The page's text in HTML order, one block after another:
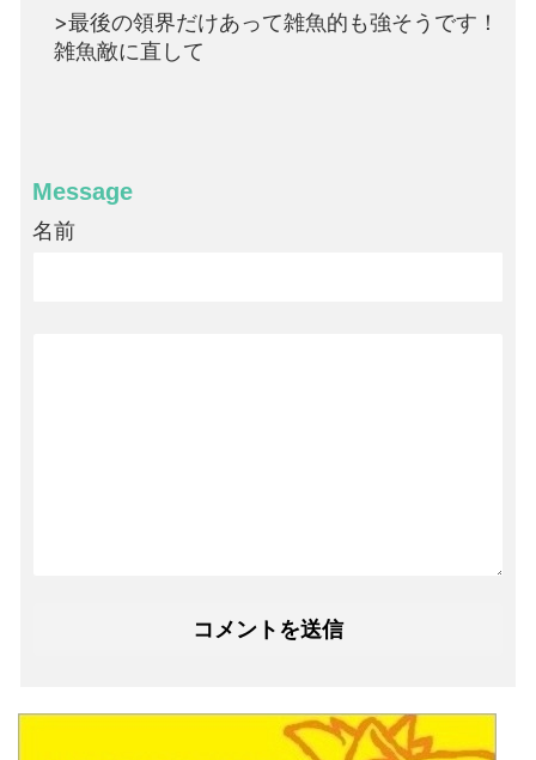
>最後の領界だけあって雑魚的も強そうです！
雑魚敵に直して
Message
名前